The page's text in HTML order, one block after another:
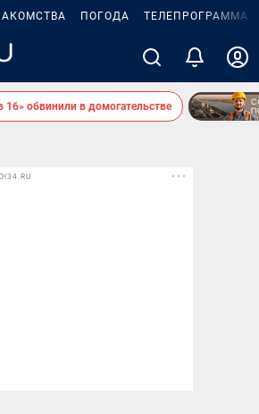
ПОГОДА ТЕЛЕПРОГРАММА
обвинили в домогательстве